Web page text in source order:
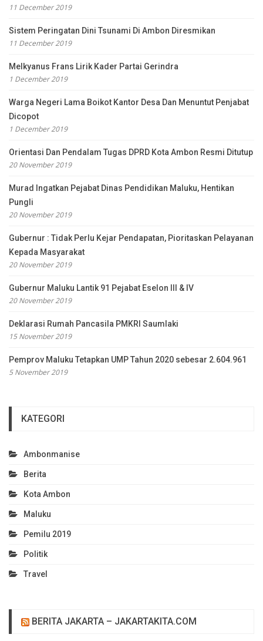
11 December 2019
Sistem Peringatan Dini Tsunami Di Ambon Diresmikan
11 December 2019
Melkyanus Frans Lirik Kader Partai Gerindra
1 December 2019
Warga Negeri Lama Boikot Kantor Desa Dan Menuntut Penjabat
Dicopot
1 December 2019
Orientasi Dan Pendalam Tugas DPRD Kota Ambon Resmi Ditutup
20 November 2019
Murad Ingatkan Pejabat Dinas Pendidikan Maluku, Hentikan
Pungli
20 November 2019
Gubernur : Tidak Perlu Kejar Pendapatan, Pioritaskan Pelayanan
Kepada Masyarakat
20 November 2019
Gubernur Maluku Lantik 91 Pejabat Eselon III & IV
20 November 2019
Deklarasi Rumah Pancasila PMKRI Saumlaki
15 November 2019
Pemprov Maluku Tetapkan UMP Tahun 2020 sebesar 2.604.961
5 November 2019
KATEGORI
Ambonmanise
Berita
Kota Ambon
Maluku
Pemilu 2019
Politik
Travel
BERITA JAKARTA – JAKARTAKITA.COM